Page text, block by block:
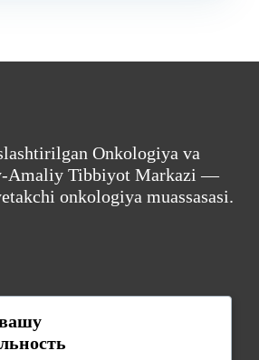
Onkologiya va
Amaliy Tibbiyot Markazi —
onkologiya muassasasi.
sh., Olmazor tumani